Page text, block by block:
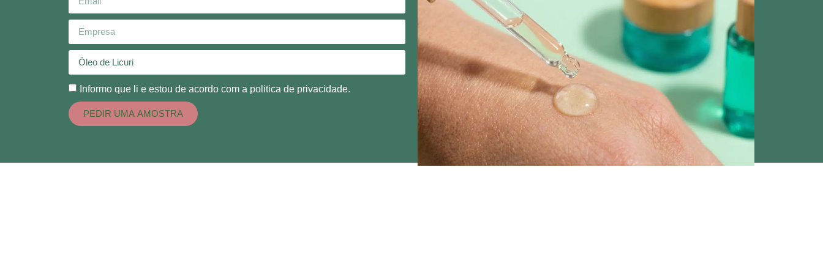
Informo que li e estou de acordo com a politica de privacidade.
PEDIR UMA AMOSTRA